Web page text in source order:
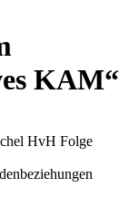
KAM“